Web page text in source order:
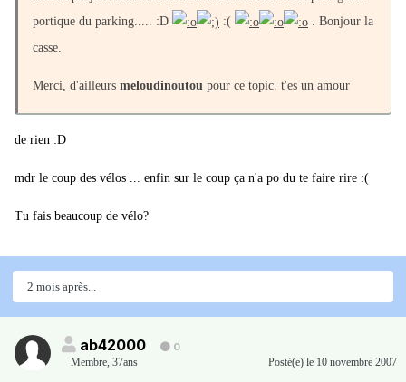
portique du parking..... :D
:(
. Bonjour la
casse.
Merci, d'ailleurs meloudinoutou pour ce topic. t'es un amour
de rien :D
mdr le coup des vélos ... enfin sur le coup ça n'a po du te faire rire :(
Tu fais beaucoup de vélo?
2 mois après...
ab42000
0
Membre, 37ans Posté(e) le 10 novembre 2007